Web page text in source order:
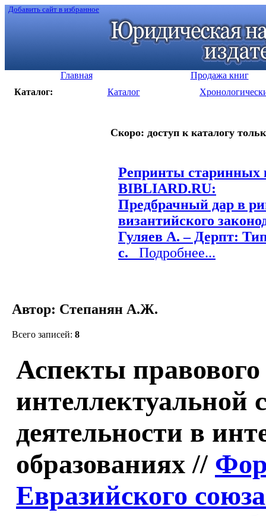
Добавить сайт в избранное
Главная
Продажа книг
Каталог:
Каталог
Скоро: доступ к каталогу
Репринты старинных
BIBLIARD.RU:
Предбрачный дар в
византийского
Гуляев А. – Дерпт:
с. Подробнее...
Автор: Степанян А.Ж.
Всего записей: 8
Аспекты
интеллектуальной
деятельности в
образованиях //
Евразийского